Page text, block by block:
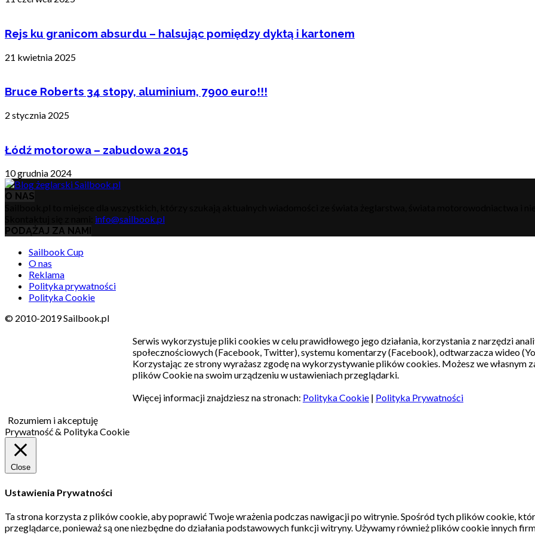
Rejs ku granicom absurdu – halsując pomiędzy dyktą i kartonem
21 kwietnia 2025
Bruce Roberts 34 stopy, aluminium, 7900 euro!!!
2 stycznia 2025
Łódź motorowa – zabudowa 2015
10 grudnia 2024
O NAS
info@sailbook.pl
PODĄŻAJ ZA NAMI
Sailbook Cup
O nas
Reklama
Polityka prywatności
Polityka Cookie
© 2010-2019 Sailbook.pl
Serwis wykorzystuje pliki cookies w celu prawidłowego jego działania, korzystania z narzędzi
społecznościowych (Facebook, Twitter), systemu komentarzy (Facebook), odtwarzacza wideo
Korzystając ze strony wyrażasz zgodę na wykorzystywanie plików cookies. Możesz we własnym
plików Cookie na swoim urządzeniu w ustawieniach przeglądarki.
Więcej informacji znajdziesz na stronach: Polityka Cookie | Polityka Prywatności
Rozumiem i akceptuję
Prywatność & Polityka Cookie
Close
Ustawienia Prywatności
Ta strona korzysta z plików cookie, aby poprawić Twoje wrażenia podczas nawigacji po witrynie.Spośród tych plików cookie,
przeglądarce, ponieważ są one niezbędne do działania podstawowych funkcji witryny. Używamy również plików cookie innych